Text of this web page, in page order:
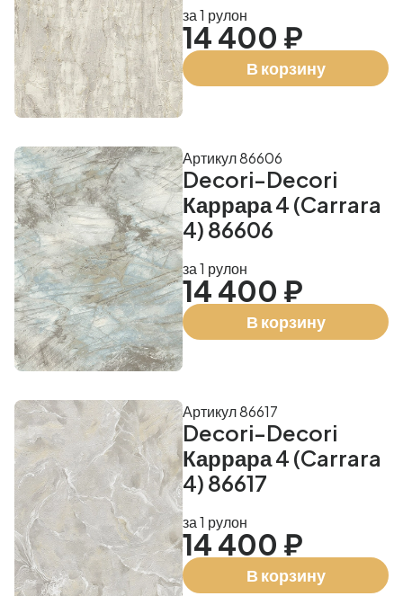
за 1 рулон
14 400 ₽
В корзину
Decori-Decori
Каррара 4 (Carrara
4) 86606
Артикул 86606
за 1 рулон
14 400 ₽
В корзину
Decori-Decori
Каррара 4 (Carrara
4) 86617
Артикул 86617
за 1 рулон
14 400 ₽
В корзину